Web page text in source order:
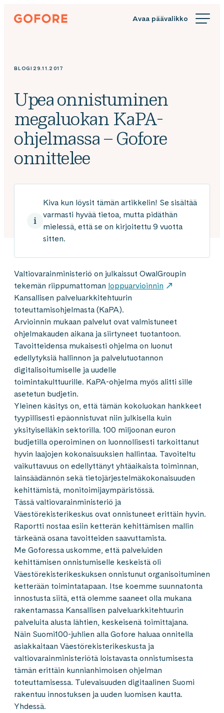
Siirry
suoraan
Gofore
knowledge
BLOGI 29.11.2017
Upea onnistuminen
megaluokan KaPA-
ohjelmassa – Gofore
onnittelee
Kiva kun löysit tämän artikkelin! Se sisältää
varmasti hyvää tietoa, mutta pidäthän
mielessä, että se on kirjoitettu 9 vuotta
sitten.
Valtiovarainministeriö on julkaissut OwalGroupin
tekemän riippumattoman loppuarvioinnin
Kansallisen palveluarkkitehtuurin
toteuttamisohjelmasta (KaPA).
Arvioinnin mukaan palvelut ovat valmistuneet
ohjelmakauden aikana ja siirtyneet tuotantoon.
Tavoitteidensa mukaisesti ohjelma on luonut
edellytyksiä hallinnon ja palvelutuotannon
digitalisoitumiselle ja uudelle
toimintakulttuurille. KaPA-ohjelma myös alitti sille
asetetun budjetin.
Yleinen käsitys on, että tämän kokoluokan hankkeet
tyypillisesti epäonnistuvat niin julkisella kuin
yksityiselläkin sektorilla. 100 miljoonan euron
budjetilla operoiminen on luonnollisesti tarkoittanut
hyvin laajojen kokonaisuuksien hallintaa. Tavoiteltu
vaikuttavuus on edellyttänyt yhtäaikaista toiminnan,
lainsäädännön sekä tietojärjestelmäkokonaisuuden
kehittämistä, monitoimijaympäristössä.
Tässä valtiovarainministeriö ja
Väestörekisterikeskus ovat onnistuneet erittäin hyvin.
Raportti nostaa esiin ketterän kehittämisen mallin
tärkeänä osana tavoitteiden saavuttamista.
Me Goforessa uskomme, että palveluiden
kehittämisen onnistumiselle keskeistä oli
Väestörekisterikeskuksen onnistunut organisoituminen
ketterään toimintatapaan. Itse koemme suunnatonta
innostusta siitä, että olemme saaneet olla mukana
rakentamassa Kansallisen palveluarkkitehtuurin
palveluita alusta lähtien, keskeisenä toimittajana.
Näin Suomi100-juhlien alla Gofore haluaa onnitella
asiakkaitaan Väestörekisterikeskusta ja
valtiovarainministeriötä loistavasta onnistumisesta
tämän erittäin kunnianhimoisen ohjelman
toteuttamisessa. Tulevaisuuden digitaalinen Suomi
rakentuu innostuksen ja uuden luomisen kautta.
Yhdessä.